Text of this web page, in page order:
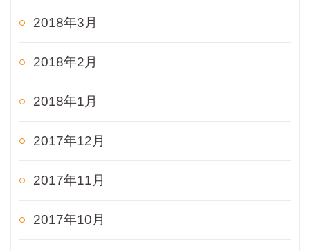
2018年3月
2018年2月
2018年1月
2017年12月
2017年11月
2017年10月